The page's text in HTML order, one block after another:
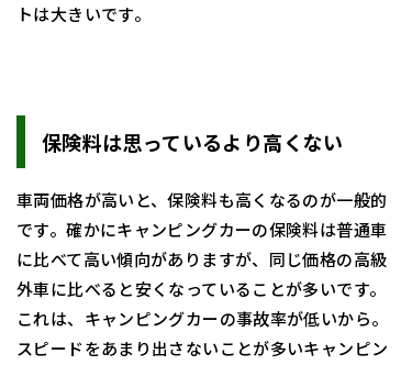
トは大きいです。
保険料は思っているより高くない
車両価格が高いと、保険料も高くなるのが一般的
です。確かにキャンピングカーの保険料は普通車
に比べて高い傾向がありますが、同じ価格の高級
外車に比べると安くなっていることが多いです。
これは、キャンピングカーの事故率が低いから。
スピードをあまり出さないことが多いキャンピン